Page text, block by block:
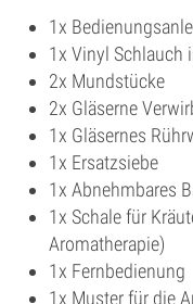
1x
1x Vinyl Schlauch
2x Mundstücke
2x Gläserne
1x Gläsernes
1x Ersatzsiebe
1x Abnehmbares
1x Schale für
Aromatherapie)
1x Fernbedienung
1x Muster für die